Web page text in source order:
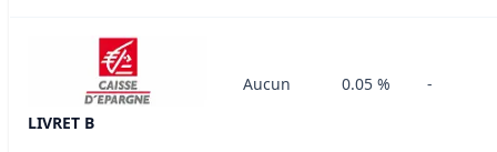
LIVRET B
Aucun 0.05 % -